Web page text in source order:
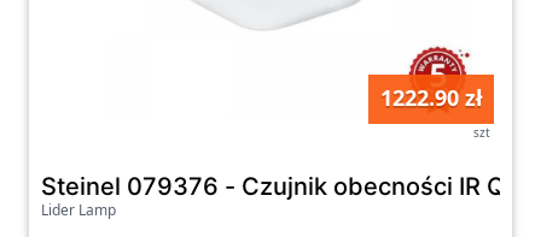
1222.90 zł
szt
Steinel 079376 - Czujnik obecności IR
Lider Lamp